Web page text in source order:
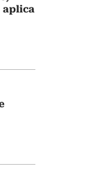
aplica